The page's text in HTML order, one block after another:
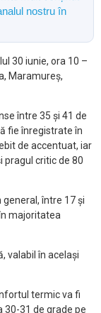
nostru în
30 iunie, ora 10 –
Maramureș,
între 35 și 41 de
fie înregistrate în
de accentuat, iar
pragul critic de 80
între 17 și
majoritatea
valabil în același
termic va fi
30-31 de grade pe